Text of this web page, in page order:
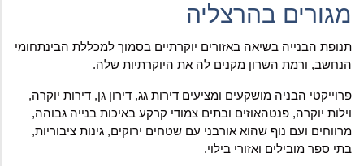
מגורים בהרצליה
תנופת הבנייה בשיאה באזורים יוקרתיים בסמוך למכללת הבינתחומי
הנחשב, ורמת השרון מקנים לה את היוקרתיות שלה.
פרוייקטי הבניה מושקעים ומציעים דירות גג, דירון גן, דירות יוקרה,
וילות יוקרה, פנטהאוזים ובתים צמודי קרקע באיכות בנייה גבוהה,
מרווחים ועם נוף שהוא אורבני עם שטחים ירוקים, גינות ציבוריות,
בתי ספר מובילים ואזורי בילוי.